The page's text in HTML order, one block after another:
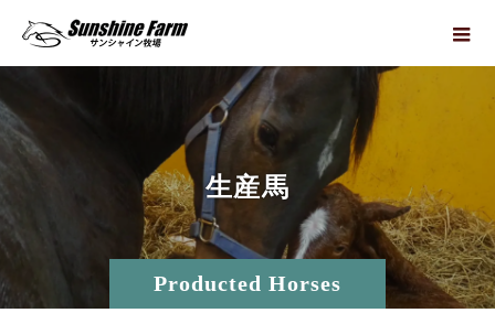
Producted Horses
生産馬